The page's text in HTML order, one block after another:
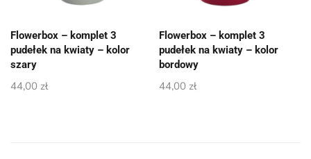
Flowerbox – komplet 3
pudełek na kwiaty – kolor
szary
44,00 zł
Flowerbox – komplet 3
pudełek na kwiaty – kolor
bordowy
44,00 zł